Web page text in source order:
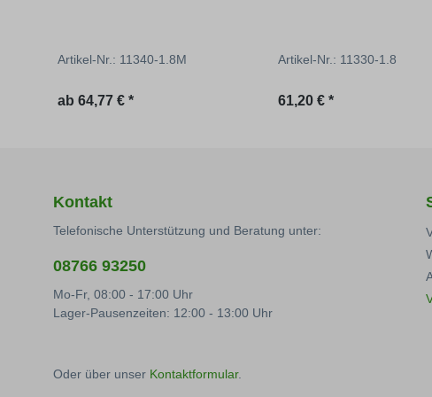
Artikel-Nr.: 11340-1.8M
Regulärer Preis:
ab 64,77 € *
Artikel-Nr.: 11330-1.8
Regulärer Preis:
61,20 € *
Kontakt
Telefonische Unterstützung und Beratung unter:
08766 93250
Mo-Fr, 08:00 - 17:00 Uhr
Lager-Pausenzeiten: 12:00 - 13:00 Uhr
Oder über unser Kontaktformular.